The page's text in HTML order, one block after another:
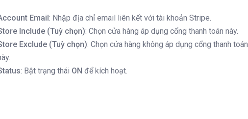
Email: Nhập địa chỉ email liên kết với tài khoản Stripe.
Include (Tuỳ chọn): Chọn cửa hàng áp dụng cổng thanh toán này.
Exclude (Tuỳ chọn): Chọn cửa hàng không áp dụng cổng thanh toán
: Bật trạng thái ON để kích hoạt.